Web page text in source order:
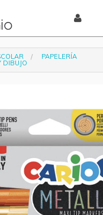
PAPELERÍA
DIBUJO